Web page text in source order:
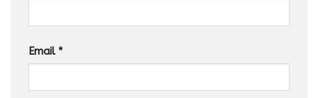
Email *